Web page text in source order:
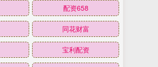
配资658
同花财富
宝利配资